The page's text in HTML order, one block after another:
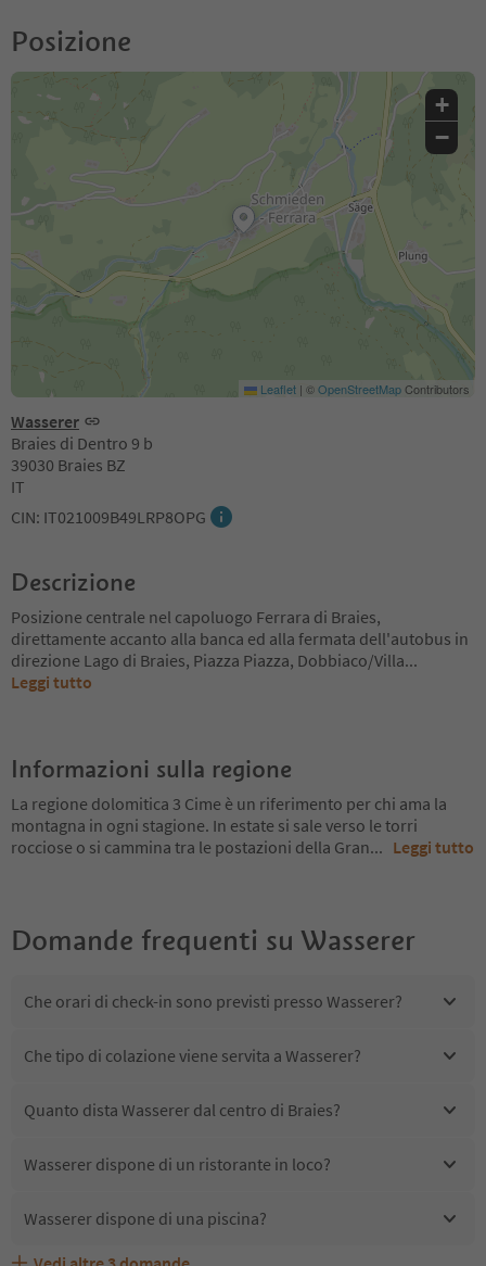
Posizione
Wasserer
Braies di Dentro 9 b
39030 Braies BZ
IT
CIN: IT021009B49LRP8OPG
+
−
Leaflet | ©OpenStreetMapContributors
Descrizione
Posizione centrale nel capoluogo Ferrara di Braies,
direttamente accanto alla banca ed alla fermata dell'autobus in
direzione Lago di Braies, Piazza Piazza, Dobbiaco/Villa...
Leggi tutto
Informazioni sulla regione
La regione dolomitica 3 Cime è un riferimento per chi ama la
montagna in ogni stagione. In estate si sale verso le torri
rocciose o si cammina tra le postazioni della Gran... Leggi tutto
Domande frequenti su Wasserer
Che orari di check-in sono previsti presso Wasserer?
Che tipo di colazione viene servita a Wasserer?
Quanto dista Wasserer dal centro di Braies?
Wasserer dispone di un ristorante in loco?
Wasserer dispone di una piscina?